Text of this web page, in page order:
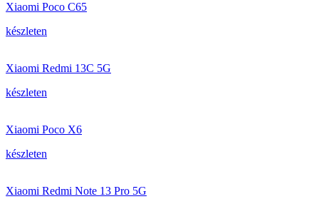
Xiaomi Poco C65
készleten
Xiaomi Redmi 13C 5G
készleten
Xiaomi Poco X6
készleten
Xiaomi Redmi Note 13 Pro 5G